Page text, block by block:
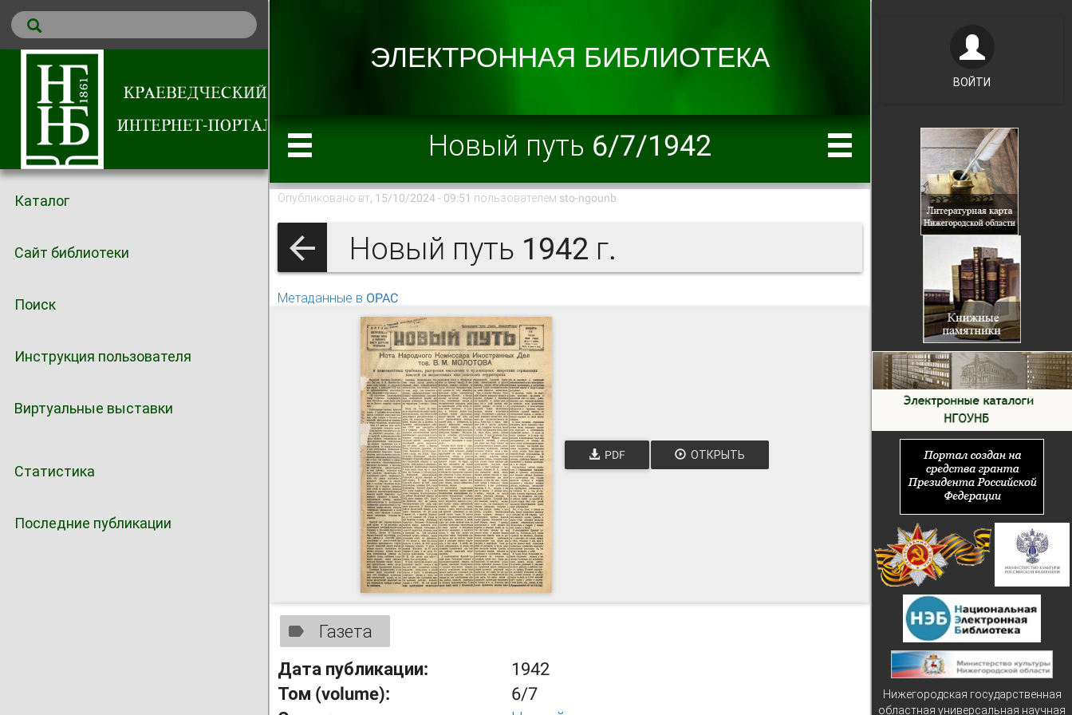
Каталог
Сайт библиотеки
Поиск
Инструкция пользователя
Виртуальные выставки
Статистика
Последние публикации
Новый путь 6/7/1942
Опубликовано вт, 15/10/2024 - 09:51 пользователем sto-ngounb
Новый путь 1942 г.
Метаданные в OPAC
PDF ОТКРЫТЬ
Газета
Дата публикации:
1942
Том (volume):
6/7
ВОЙТИ
Нижегородская государственная
областная универсальная научная